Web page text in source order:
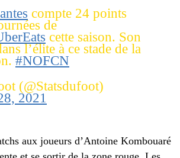
compte 24 points
de
cette saison. Son
l’élite à ce stade de la
#NOFCN
(@Statsdufoot)
2021
aux joueurs d’Antoine Kombouaré